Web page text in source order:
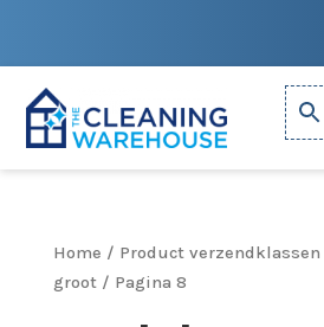
Home / Product
groot/ Pagina 8